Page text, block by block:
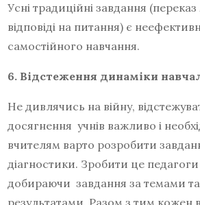
Усні традиційні завдання
відповіді на питання) є
самостійного навчання.
6. Відстеження динаміки
Не дивлячись на війну,
досягнення учнів важливо і
вчителям варто розробити
діагностики. Зробити це
добираючи завдання за темами
результатами. Разом з тим кожен